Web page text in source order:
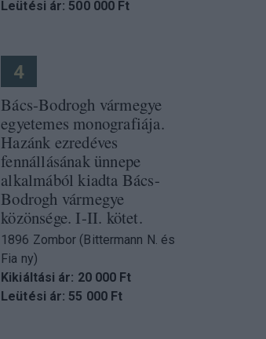
Leütési ár: 500 000 Ft
4
Bács-Bodrogh vármegye
egyetemes monografiája.
Hazánk ezredéves
fennállásának ünnepe
alkalmából kiadta Bács-
Bodrogh vármegye
közönsége. I-II. kötet.
1896 Zombor (Bittermann N. és
Fia ny)
Kikiáltási ár: 20 000 Ft
Leütési ár: 55 000 Ft